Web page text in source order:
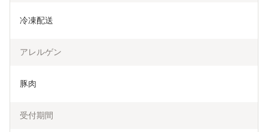
冷凍配送
アレルゲン
豚肉
受付期間